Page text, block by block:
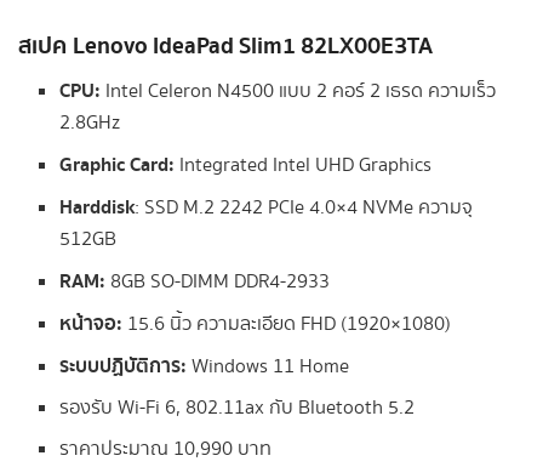
สเปค Lenovo IdeaPad Slim1 82LX00E3TA
CPU: Intel Celeron N4500 แบบ 2 คอร์ 2 เธรด ความเร็ว
2.8GHz
Graphic Card: Integrated Intel UHD Graphics
Harddisk: SSD M.2 2242 PCIe 4.0×4 NVMe ความจุ
512GB
RAM: 8GB SO-DIMM DDR4-2933
หน้าจอ: 15.6 นิ้ว ความละเอียด FHD (1920×1080)
ระบบปฏิบัติการ: Windows 11 Home
รองรับ Wi-Fi 6, 802.11ax กับ Bluetooth 5.2
ราคาประมาณ 10,990 บาท